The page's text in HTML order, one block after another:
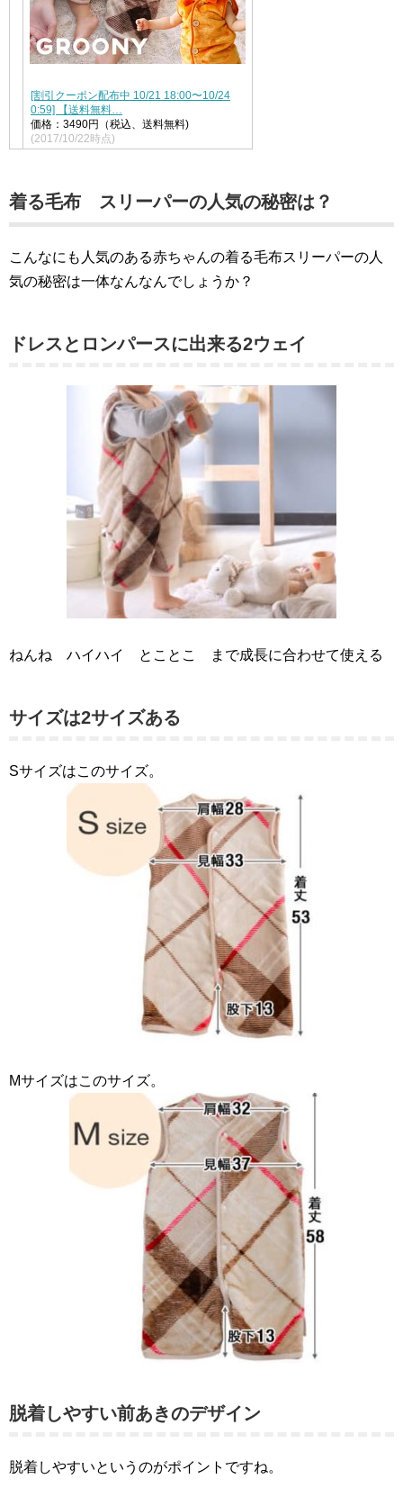
[割引クーポン配布中 10/21 18:00〜10/24
0:59] 【送料無料…
価格：3490円（税込、送料無料)
(2017/10/22時点)
着る毛布 スリーパーの人気の秘密は？
こんなにも人気のある赤ちゃんの着る毛布スリーパーの人
気の秘密は一体なんなんでしょうか？
ドレスとロンパースに出来る2ウェイ
ねんね ハイハイ とことこ まで成長に合わせて使える
サイズは2サイズある
Sサイズはこのサイズ。
Mサイズはこのサイズ。
脱着しやすい前あきのデザイン
脱着しやすいというのがポイントですね。